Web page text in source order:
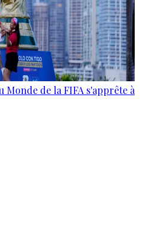
Monde de la FIFA s'apprête à